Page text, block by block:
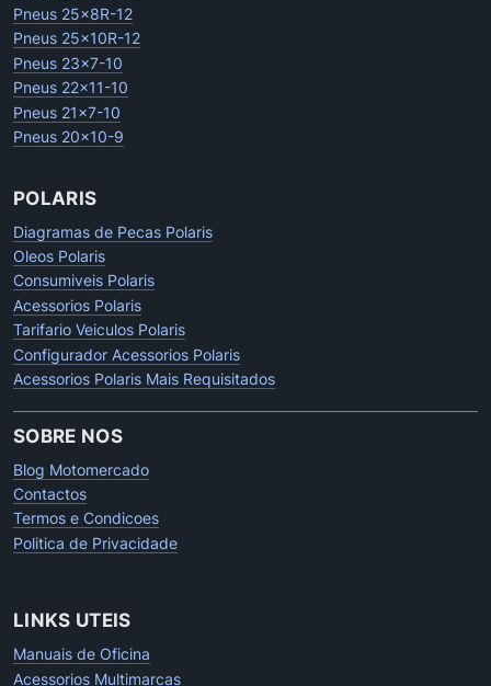
Pneus 25x8R-12
Pneus 25x10R-12
Pneus 23x7-10
Pneus 22x11-10
Pneus 21x7-10
Pneus 20x10-9
POLARIS
Diagramas de Pecas Polaris
Oleos Polaris
Consumiveis Polaris
Acessorios Polaris
Tarifario Veiculos Polaris
Configurador Acessorios Polaris
Acessorios Polaris Mais Requisitados
SOBRE NOS
Blog Motomercado
Contactos
Termos e Condicoes
Politica de Privacidade
LINKS UTEIS
Manuais de Oficina
Acessorios Multimarcas